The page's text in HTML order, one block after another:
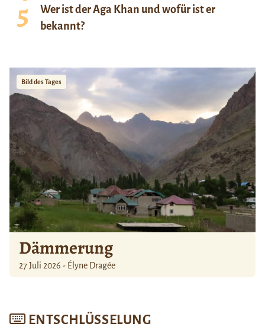
Wer ist der Aga Khan und wofür ist er
bekannt?
Bild des Tages
Dämmerung
27 Juli 2026 - Élyne Dragée
ENTSCHLÜSSELUNG